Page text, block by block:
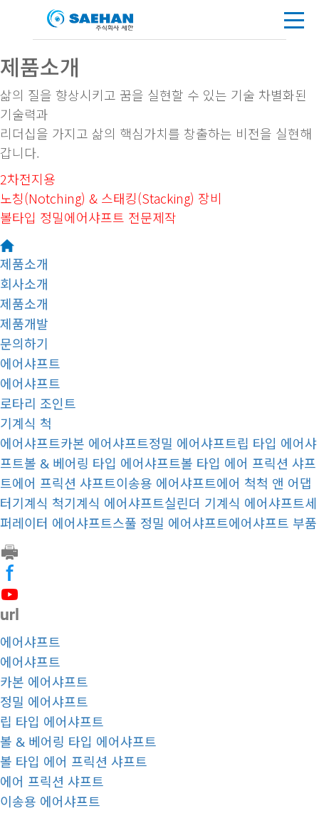
제품소개
삶의 질을 향상시키고 꿈을 실현할 수 있는 기술 차별화된
기술력과
리더십을 가지고 삶의 핵심가치를 창출하는 비전을 실현해
갑니다.
2차전지용
노칭(Notching) & 스태킹(Stacking) 장비
볼타입 정밀에어샤프트 전문제작
제품소개
회사소개
제품소개
제품개발
문의하기
에어샤프트
에어샤프트
로타리 조인트
기계식 척
에어샤프트카본 에어샤프트정밀 에어샤프트립 타입 에어샤
프트볼 & 베어링 타입 에어샤프트볼 타입 에어 프릭션 샤프
트에어 프릭션 샤프트이송용 에어샤프트에어 척척 앤 어댑
터기계식 척기계식 에어샤프트실린더 기계식 에어샤프트세
퍼레이터 에어샤프트스풀 정밀 에어샤프트에어샤프트 부품
에어샤프트
에어샤프트
카본 에어샤프트
정밀 에어샤프트
립 타입 에어샤프트
볼 & 베어링 타입 에어샤프트
볼 타입 에어 프릭션 샤프트
에어 프릭션 샤프트
이송용 에어샤프트